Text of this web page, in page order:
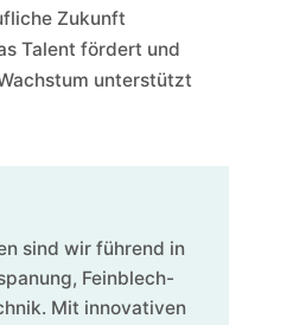
Zukunft
Talent fördert und
unterstützt
sind wir führend in
Feinblech-
Mit innovativen